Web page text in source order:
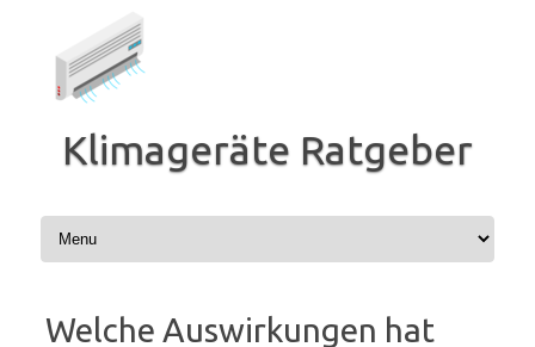
Klimageräte Ratgeber
Welche Auswirkungen hat